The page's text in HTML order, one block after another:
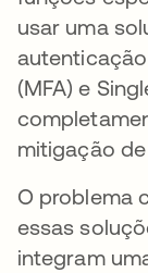
usar uma
(MFA) e
mitigação
O problema
essas
integram